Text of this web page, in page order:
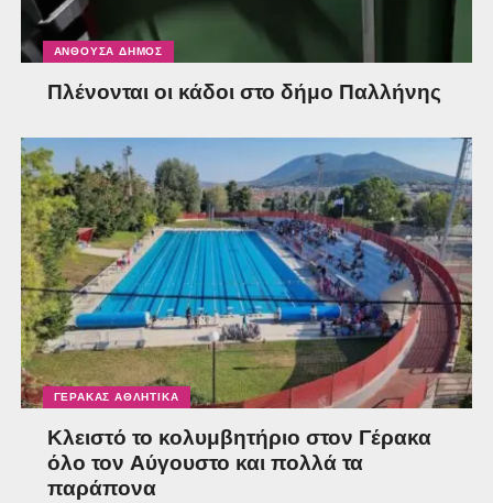
ΑΝΘΟΎΣΑ ΔΉΜΟΣ
Πλένονται οι κάδοι στο δήμο Παλλήνης
ΓΈΡΑΚΑΣ ΑΘΛΗΤΙΚΆ
Κλειστό το κολυμβητήριο στον Γέρακα
όλο τον Αύγουστο και πολλά τα
παράπονα